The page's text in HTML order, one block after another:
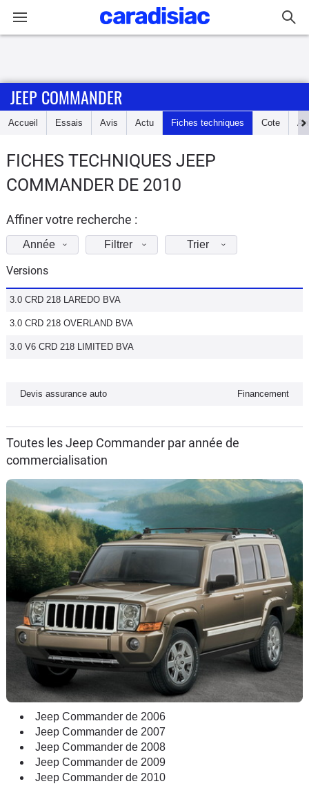
Accueil
Essais
d'achat
Electriques
Utilitaires
Flottes
Auto
Moto
Marques
JEEP COMMANDER
Accueil Essais Avis Actu Fiches techniques Cote
FICHES TECHNIQUES JEEP
COMMANDER DE 2010
Affiner votre recherche :
Année Filtrer Trier
Versions
3.0 CRD 218 LAREDO BVA
3.0 CRD 218 OVERLAND BVA
3.0 V6 CRD 218 LIMITED BVA
Devis assurance auto Financement
Toutes les Jeep Commander par année de
commercialisation
Jeep Commander de 2006
Jeep Commander de 2007
Jeep Commander de 2008
Jeep Commander de 2009
Jeep Commander de 2010